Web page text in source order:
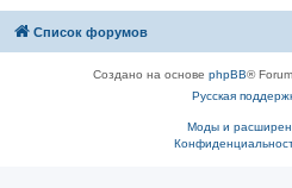
Список форумов
Создано на основе phpBB®
Русская
Моды и